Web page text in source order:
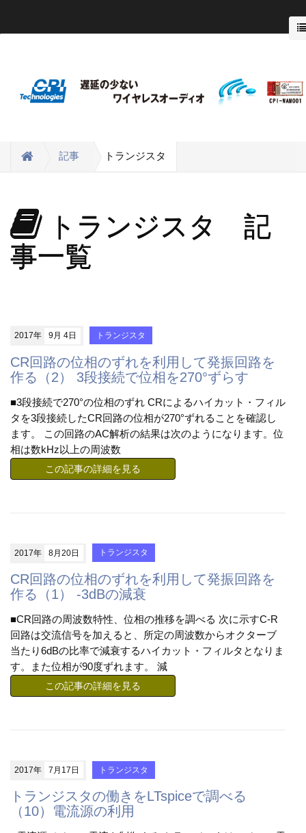
記事 トランジスタ
トランジスタ 記
事一覧
2017年 9月 4日 トランジスタ
CR回路の位相のずれを利用して発振回路を
作る（2） 3段接続で位相を270°ずらす
■3段接続で270°の位相のずれ CRによるハイカット・フィル
タを3段接続したCR回路の位相が270°ずれることを確認し
ます。 この回路のAC解析の結果は次のようになります。位
相は数kHz以上の周波数
この記事の詳細を見る
2017年 8月20日 トランジスタ
CR回路の位相のずれを利用して発振回路を
作る（1） -3dBの減衰
■CR回路の周波数特性、位相の推移を調べる 次に示すC-R
回路は交流信号を加えると、所定の周波数からオクターブ
当たり6dBの比率で減衰するハイカット・フィルタとなりま
す。また位相が90度ずれます。 減
この記事の詳細を見る
2017年 7月17日 トランジスタ
トランジスタの働きをLTspiceで調べる
（10）電流源の利用